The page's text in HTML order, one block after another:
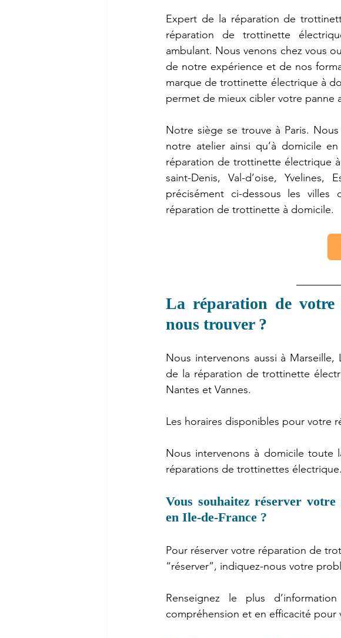
Expert de la réparation de
réparation de trottinette
ambulant. Nous venons chez vous
de notre expérience et de nos
marque de trottinette électrique à
permet de mieux cibler votre panne
Notre siège se trouve à Paris.
notre atelier ainsi qu’à domicile
réparation de trottinette électrique
saint-Denis, Val-d’oise,
précisément ci-dessous les villes
réparation de trottinette à domicile.
La réparation de votre
nous trouver ?
Nous intervenons aussi à
de la réparation de trottinette
Nantes et Vannes.
Les horaires disponibles pour votre
Nous intervenons à domicile toute
réparations de trottinettes électrique.
Vous souhaitez réserver
en Ile-de-France ?
Pour réserver votre réparation de
“réserver”, indiquez-nous votre
Renseignez le plus
compréhension et en efficacité